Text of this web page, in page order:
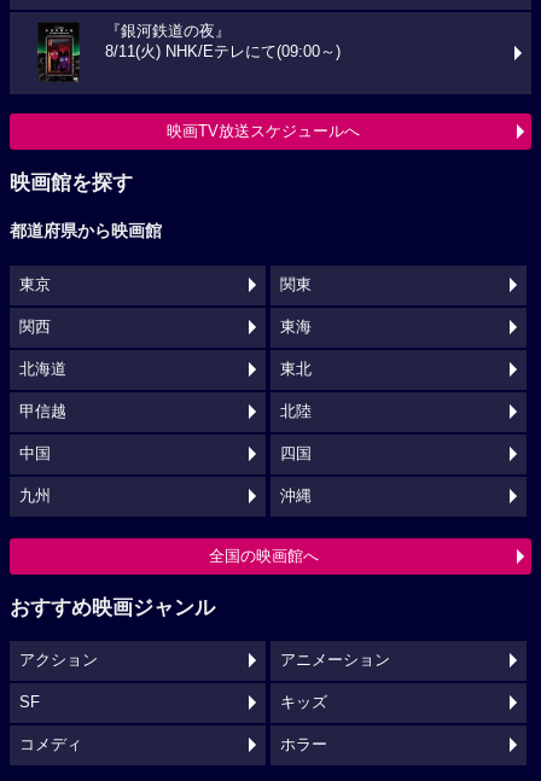
『銀河鉄道の夜』
8/11(火) NHK/Eテレにて(09:00～)
映画TV放送スケジュールへ
映画館を探す
都道府県から映画館
東京 関東
関西 東海
北海道 東北
甲信越 北陸
中国 四国
九州 沖縄
全国の映画館へ
おすすめ映画ジャンル
アクション アニメーション
SF キッズ
コメディ ホラー